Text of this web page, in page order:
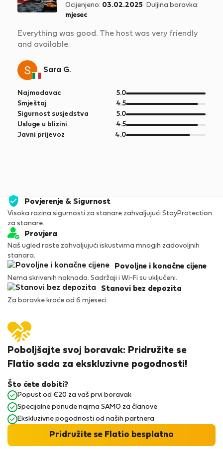
Ocijenjeno: 03.02.2025
Duljina boravka:
mjesec
Everything was good. The host was very friendly
and available.
Sara G.
Najmodavac 5.0od
5
Smještaj 4.5od
5
Sigurnost susjedstva 5.0od
5
Usluge u blizini 4.5od
5
Javni prijevoz 4.0od
Povjerenje & Sigurnost
Visoka razina sigurnosti za stanare zahvaljujući StayProtection
za stanare.
Provjera
Naš ugled raste zahvaljujući iskustvima mnogih zadovoljnih
stanara.
Povoljne i konačne cijene
Nema skrivenih naknada. Sadržaji i Wi-Fi su uključeni.
Stanovi bez depozita
Za boravke kraće od 6 mjeseci.
Poboljšajte svoj boravak: Pridružite se
Flatio sada za ekskluzivne pogodnosti!
Što ćete dobiti?
Popust od €20 za vaš prvi boravak
Specijalne ponude najma SAMO za članove
Ekskluzivne pogodnosti od naših partnera
Pridružite se Flatio besplatno